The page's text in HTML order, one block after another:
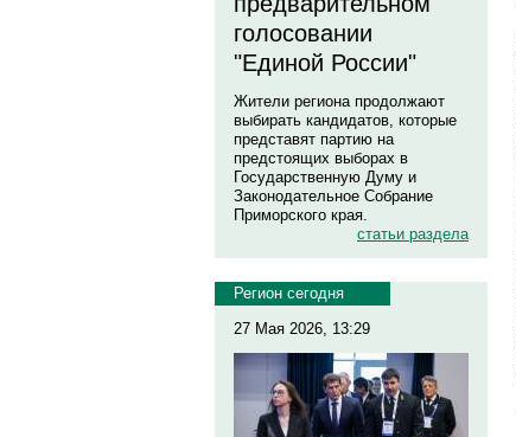
голосовании
"Единой России"
Жители региона продолжают
выбирать кандидатов, которые
представят партию на
предстоящих выборах в
Государственную Думу и
Законодательное Собрание
Приморского края.
статьи раздела
Регион сегодня
27 Мая 2026, 13:29